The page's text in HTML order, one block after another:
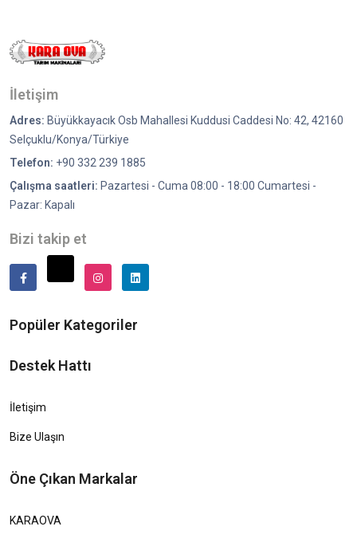
İletişim
Adres: Büyükkayacık Osb Mahallesi Kuddusi Caddesi No: 42, 42160
Selçuklu/Konya/Türkiye
Telefon: +90 332 239 1885
Çalışma saatleri: Pazartesi - Cuma 08:00 - 18:00 Cumartesi -
Pazar: Kapalı
Bizi takip et
Popüler Kategoriler
Destek Hattı
İletişim
Bize Ulaşın
Öne Çıkan Markalar
KARAOVA